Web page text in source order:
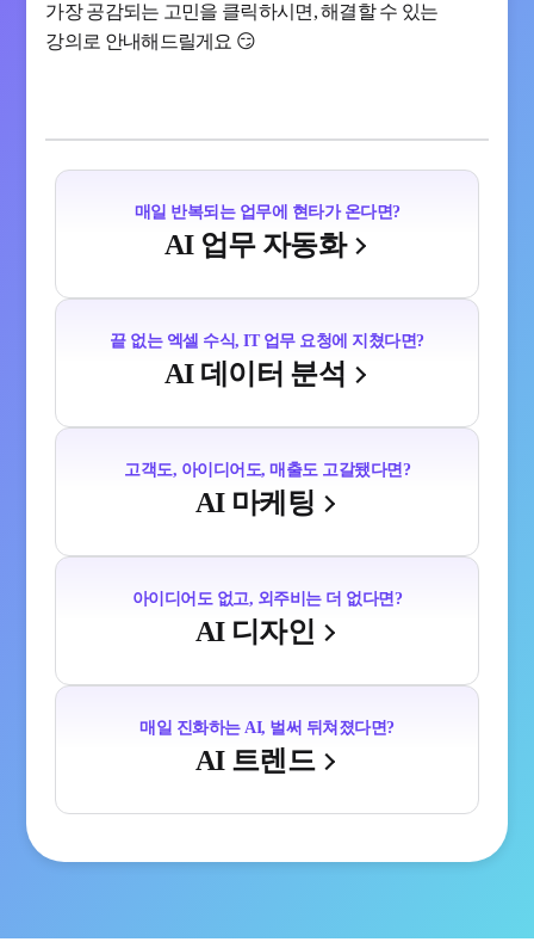
가장 공감되는 고민을 클릭하시면, 해결할 수 있는
강의로 안내해드릴게요 😏
매일 반복되는 업무에 현타가 온다면?
AI 업무 자동화
끝 없는 엑셀 수식, IT 업무 요청에 지쳤다면?
AI 데이터 분석
고객도, 아이디어도, 매출도 고갈됐다면?
AI 마케팅
아이디어도 없고, 외주비는 더 없다면?
AI 디자인
매일 진화하는 AI, 벌써 뒤쳐졌다면?
AI 트렌드